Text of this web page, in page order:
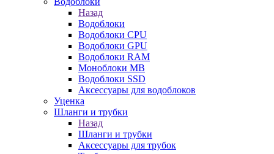
Назад
Водоблоки
Водоблоки CPU
Водоблоки GPU
Водоблоки RAM
Моноблоки MB
Водоблоки SSD
Аксессуары для водоблоков
Уценка
Шланги и трубки
Назад
Шланги и трубки
Аксессуары для трубок